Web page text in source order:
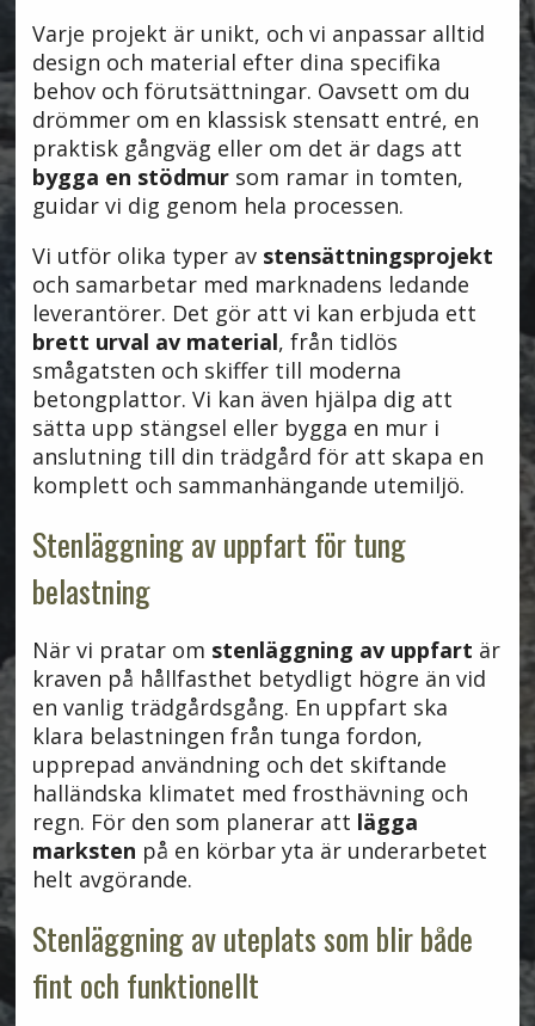
Varje projekt är unikt, och vi anpassar alltid
design och material efter dina specifika
behov och förutsättningar. Oavsett om du
drömmer om en klassisk stensatt entré, en
praktisk gångväg eller om det är dags att
bygga en stödmursom ramar in tomten,
guidar vi dig genom hela processen.
Vi utför olika typer av stensättningsprojekt
och samarbetar med marknadens ledande
leverantörer. Det gör att vi kan erbjuda ett
brett urval av material, från tidlös
smågatsten och skiffer till moderna
betongplattor. Vi kan även hjälpa dig att
sätta upp stängsel eller bygga en mur i
anslutning till din trädgård för att skapa en
komplett och sammanhängande utemiljö.
Stenläggning av uppfart för tung
belastning
När vi pratar om stenläggning av uppfart är
kraven på hållfasthet betydligt högre än vid
en vanlig trädgårdsgång. En uppfart ska
klara belastningen från tunga fordon,
upprepad användning och det skiftande
halländska klimatet med frosthävning och
regn. För den som planerar att lägga
marksten på en körbar yta är underarbetet
helt avgörande.
Stenläggning av uteplats som blir både
fint och funktionellt